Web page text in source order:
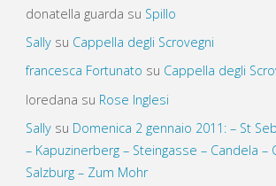
donatella guarda su Spillo
Sallysu Cappella degli Scrovegni
francesca Fortunato su Cappella degli
loredana su Rose Inglesi
Sallysu Domenica 2 gennaio 2011: – St
– Kapuzinerberg – Steingasse – Candela –
Salzburg – Zum Mohr